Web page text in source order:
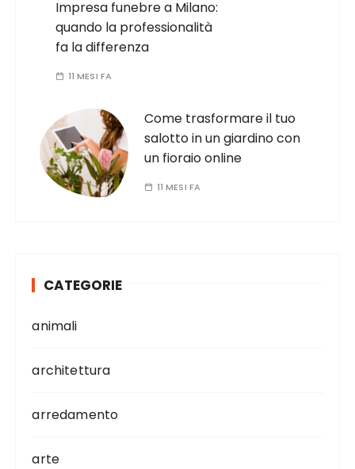
Impresa funebre a Milano:
quando la professionalità
fa la differenza
11 MESI FA
Come trasformare il tuo
salotto in un giardino con
un fioraio online
11 MESI FA
CATEGORIE
animali
architettura
arredamento
arte